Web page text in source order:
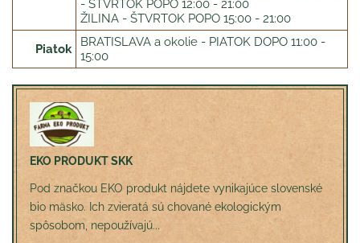
- ŠTVRTOK POPO 12:00 - 21:00
ŽILINA - ŠTVRTOK POPO 15:00 - 21:00
Piatok
BRATISLAVA a okolie - PIATOK DOPO 11:00 -
15:00
EKO PRODUKT SKK
Pod značkou EKO produkt nájdete vynikajúce slovenské
bio mäsko. Ich zvieratá sú chované ekologickým
spôsobom, nepoužívajú...